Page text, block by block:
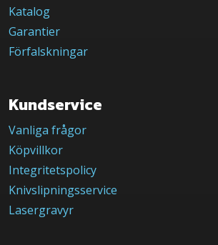
Katalog
Garantier
Förfalskningar
Kundservice
Vanliga frågor
Köpvillkor
Integritetspolicy
Knivslipningsservice
Lasergravyr